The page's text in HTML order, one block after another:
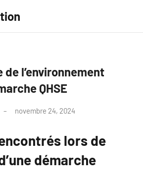
de l’environnement
QHSE
novembre 24, 2024
lors de
démarche